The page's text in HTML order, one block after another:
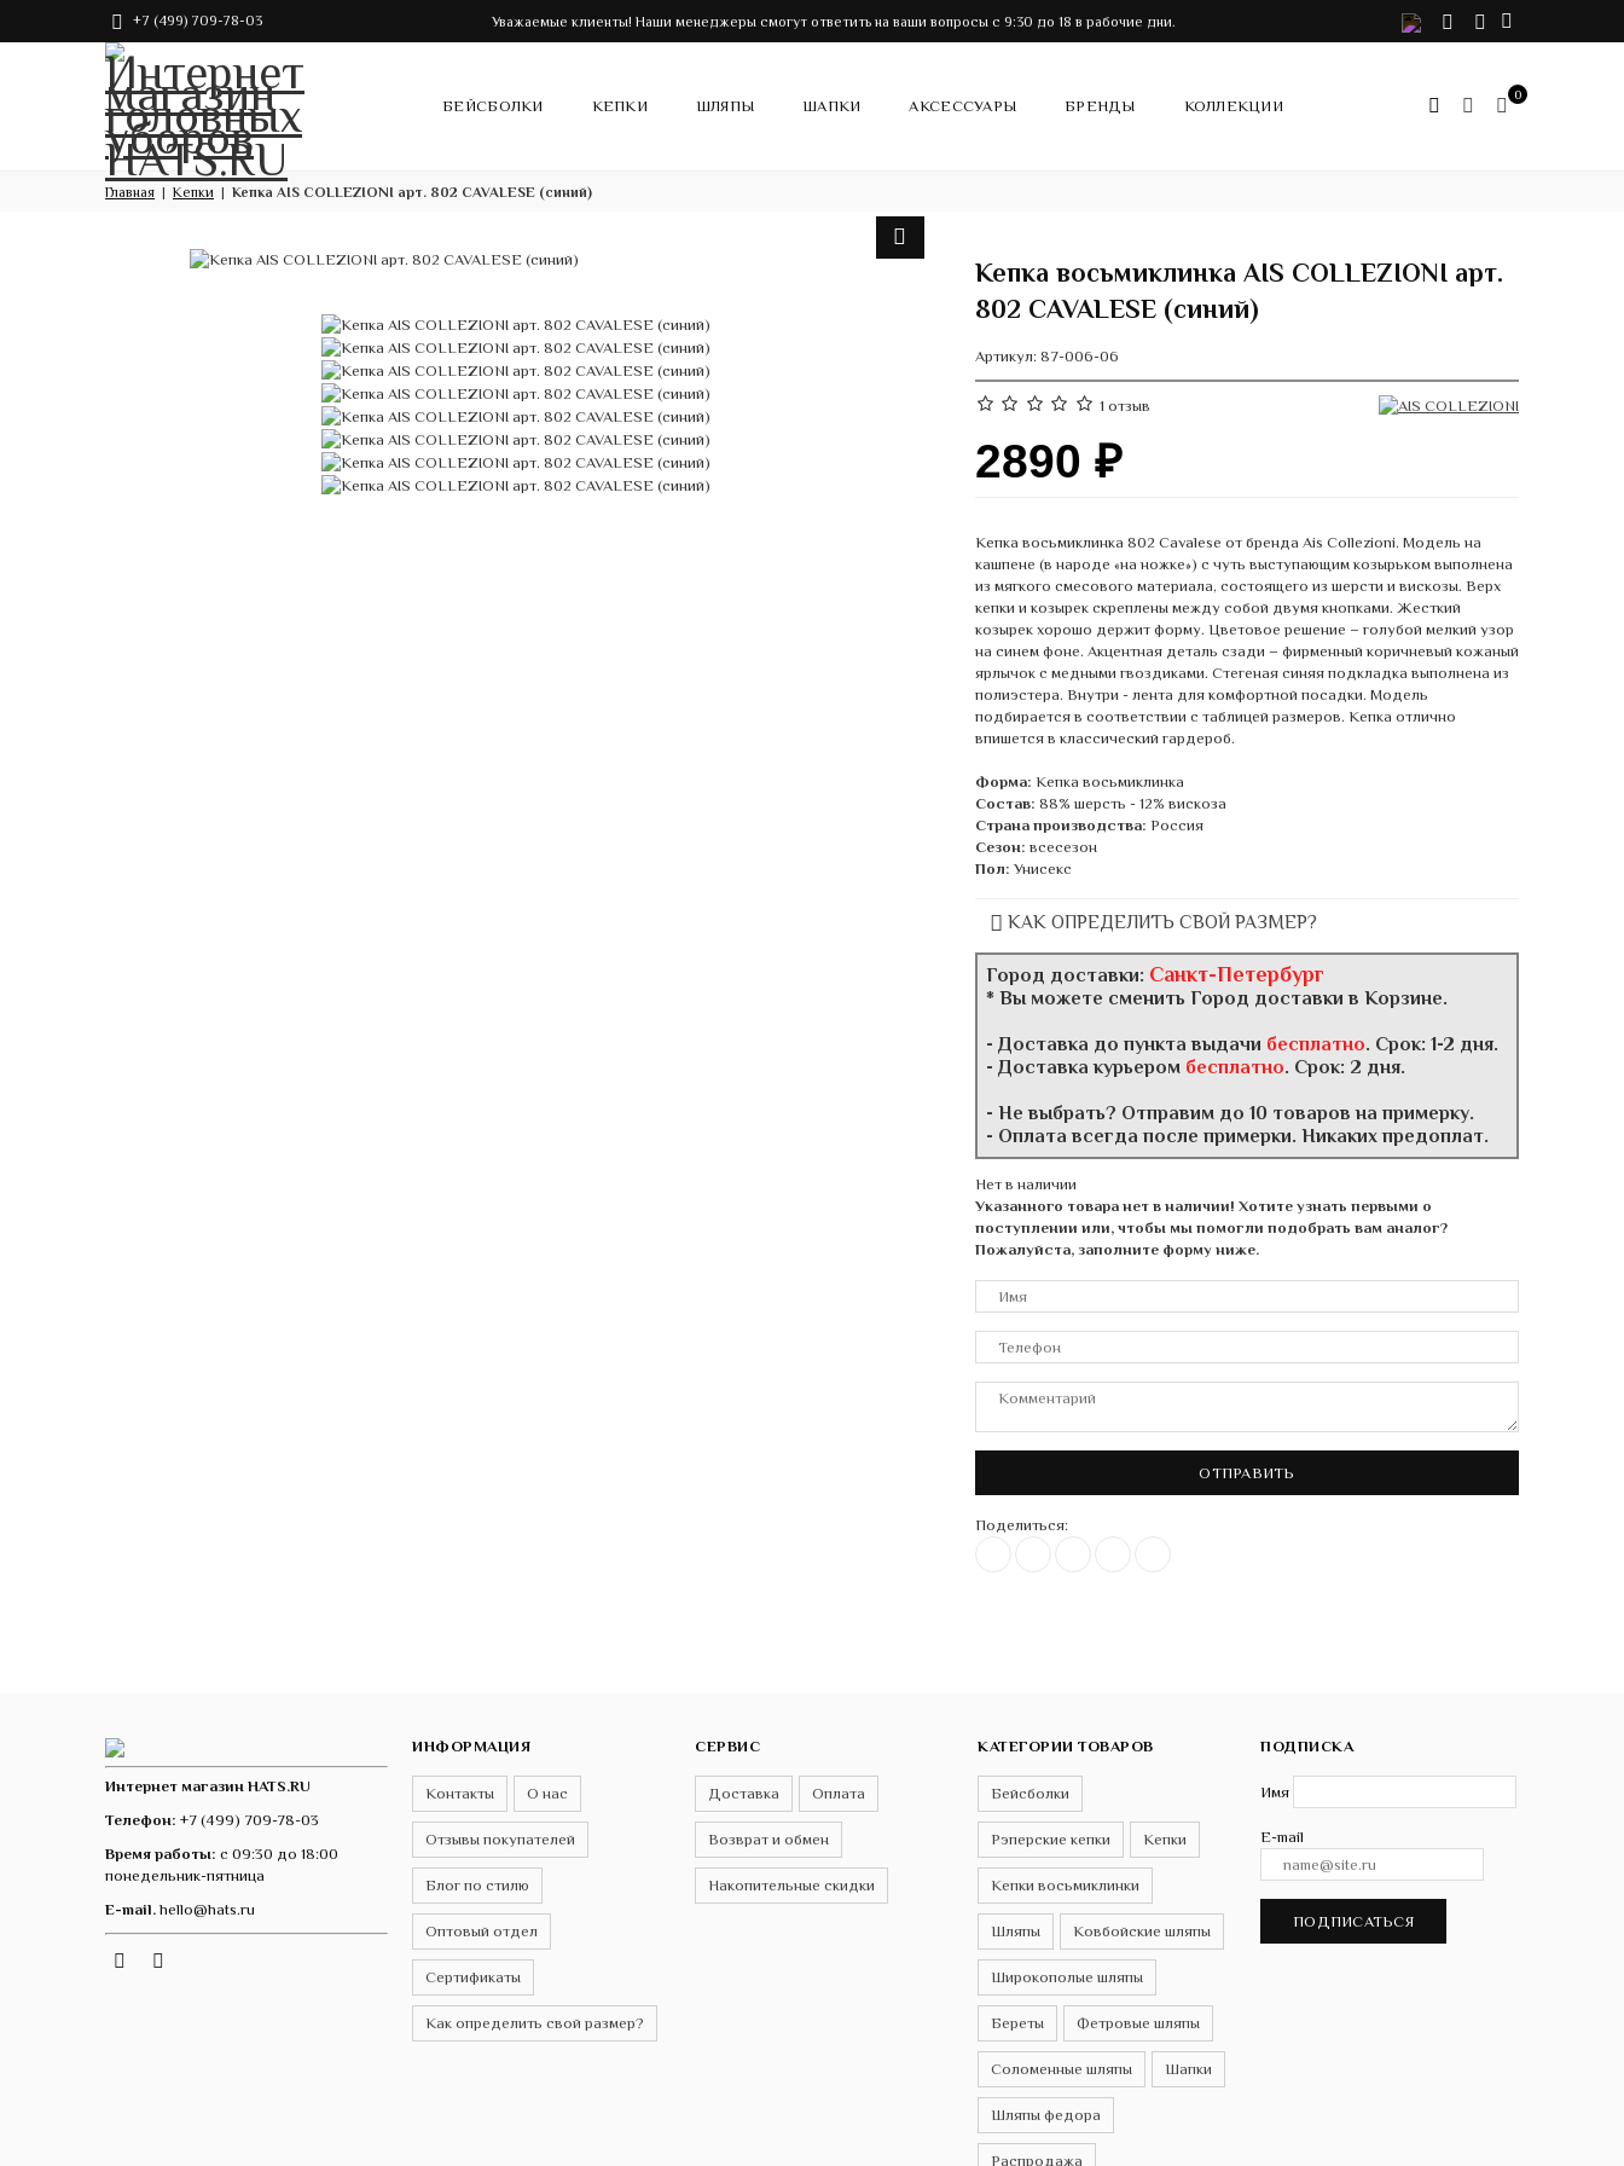
+7 (499) 709-78-03 Уважаемые клиенты! Наши менеджеры смогут ответить на ваши вопросы с 9:30 до 18 в рабочие дни. VK Telegram
БЕЙСБОЛКИ КЕПКИ ШЛЯПЫ ШАПКИ АКСЕССУАРЫ БРЕНДЫ КОЛЛЕКЦИИ
0
Главная Кепки Кепка AIS COLLEZIONI арт. 802 CAVALESE (синий)
Кепка восьмиклинка AIS COLLEZIONI арт.
802 CAVALESE (синий)
Артикул: 87-006-06
1 отзыв
2890 ₽
Кепка восьмиклинка 802 Cavalese от бренда Ais Collezioni. Модель на
кашпене (в народе «на ножке») с чуть выступающим козырьком выполнена
из мягкого смесового материала, состоящего из шерсти и вискозы. Верх
кепки и козырек скреплены между собой двумя кнопками. Жесткий
козырек хорошо держит форму. Цветовое решение – голубой мелкий узор
на синем фоне. Акцентная деталь сзади – фирменный коричневый кожаный
ярлычок с медными гвоздиками. Стегеная синяя подкладка выполнена из
полиэстера. Внутри - лента для комфортной посадки. Модель
подбирается в соответствии с таблицей размеров. Кепка отлично
впишется в классический гардероб.
Форма: Кепка восьмиклинка
Состав: 88% шерсть - 12% вискоза
Страна производства: Россия
Сезон: всесезон
Пол: Унисекс
КАК ОПРЕДЕЛИТЬ СВОЙ РАЗМЕР?
Город доставки: Санкт-Петербург
* Вы можете сменить Город доставки в Корзине.
- Доставка до пункта выдачи бесплатно. Срок: 1-2 дня.
- Доставка курьером бесплатно. Срок: 2 дня.
- Не выбрать? Отправим до 10 товаров на примерку.
- Оплата всегда после примерки. Никаких предоплат.
Нет в наличии
Указанного товара нет в наличии! Хотите узнать первыми о
поступлении или, чтобы мы помогли подобрать вам аналог?
Пожалуйста, заполните форму ниже.
ОТПРАВИТЬ
Поделиться:
Интернет магазин HATS.RU
Телефон: +7 (499) 709-78-03
Время работы: с 09:30 до 18:00
понедельник-пятница
E-mail. hello@hats.ru
Instagram
ИНФОРМАЦИЯ
Контакты О нас
Отзывы покупателей
Блог по стилю
Оптовый отдел
Сертификаты
Как определить свой размер?
СЕРВИС
Доставка Оплата
Возврат и обмен
Накопительные скидки
КАТЕГОРИИ ТОВАРОВ
Бейсболки
Рэперские кепки Кепки
Кепки восьмиклинки
Шляпы Ковбойские шляпы
Широкополые шляпы
Береты Фетровые шляпы
Соломенные шляпы Шапки
Шляпы федора
Распродажа
ПОДПИСКА
Имя
E-mail
ПОДПИСАТЬСЯ